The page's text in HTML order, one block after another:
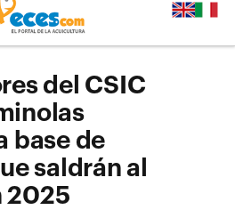
principal
del CSIC
base de
saldrán al
2025